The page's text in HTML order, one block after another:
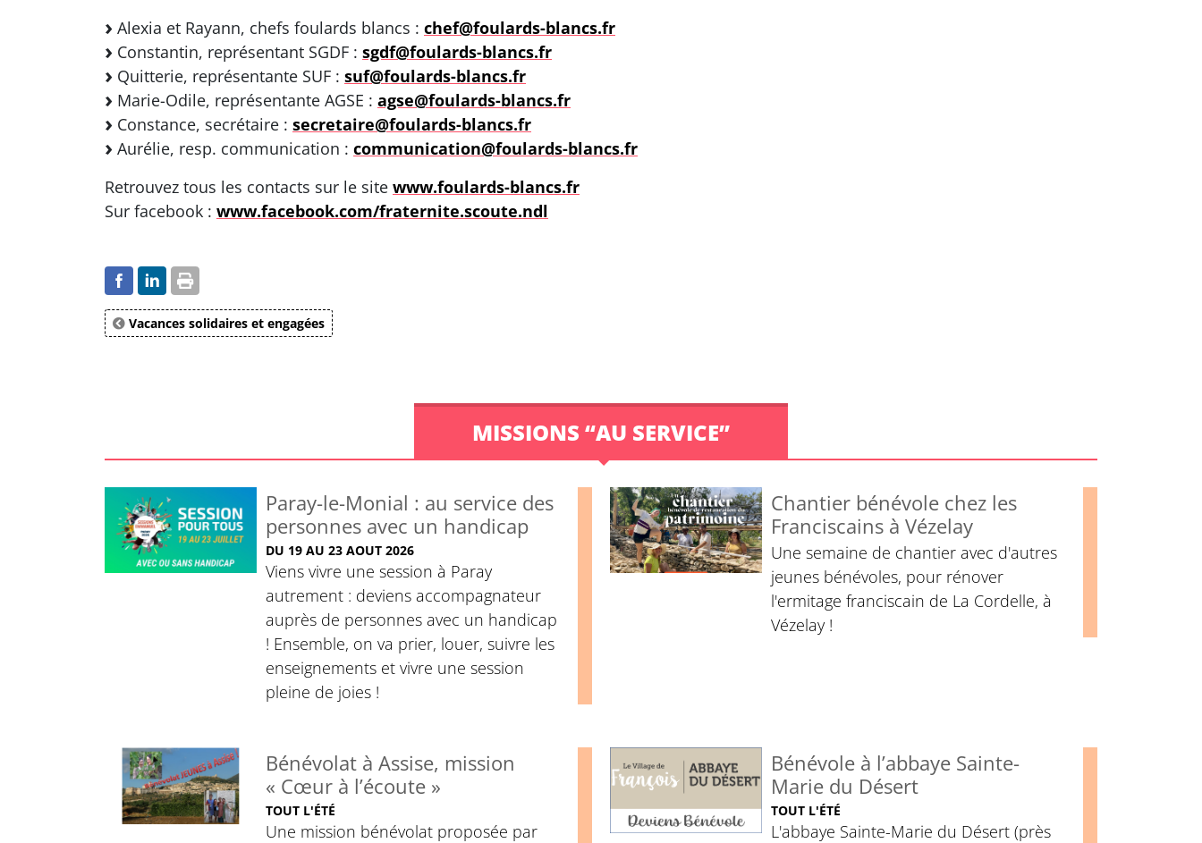
Alexia et Rayann, chefs foulards blancs : chef@foulards-blancs.fr
Constantin, représentant SGDF : sgdf@foulards-blancs.fr
Quitterie, représentante SUF : suf@foulards-blancs.fr
Marie-Odile, représentante AGSE : agse@foulards-blancs.fr
Constance, secrétaire : secretaire@foulards-blancs.fr
Aurélie, resp. communication : communication@foulards-blancs.fr
Retrouvez tous les contacts sur le site www.foulards-blancs.fr
Sur facebook : www.facebook.com/fraternite.scoute.ndl
Vacances solidaires et engagées
MISSIONS “AU SERVICE”
Paray-le-Monial : au service des
personnes avec un handicap
DU 19 AU 23 AOUT 2026
Viens vivre une session à Paray
autrement : deviens accompagnateur
auprès de personnes avec un handicap
! Ensemble, on va prier, louer, suivre les
enseignements et vivre une session
pleine de joies !
Chantier bénévole chez les
Franciscains à Vézelay
Une semaine de chantier avec d'autres
jeunes bénévoles, pour rénover
l'ermitage franciscain de La Cordelle, à
Vézelay !
Bénévolat à Assise, mission
« Cœur à l’écoute »
TOUT L'ÉTÉ
Une mission bénévolat proposée par
Bénévole à l’abbaye Sainte-
Marie du Désert
TOUT L'ÉTÉ
L'abbaye Sainte-Marie du Désert (près